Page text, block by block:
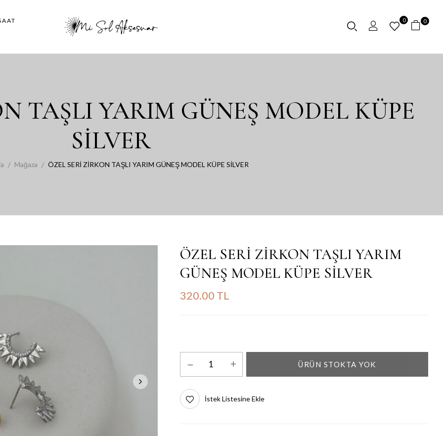
0 0
TAŞLI YARIM GÜNEŞ MODEL KÜPE
SİLVER
Mağaza ÖZEL SERİ ZİRKON TAŞLI YARIM GÜNEŞ MODEL KÜPE SİLVER
ÖZEL SERİ ZİRKON TAŞLI YARIM
GÜNEŞ MODEL KÜPE SİLVER
320.00 TL
ÜRÜN STOKTA YOK
İstek Listesine Ekle